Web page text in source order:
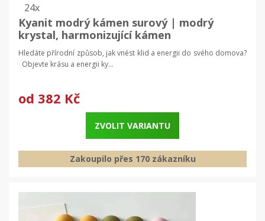
24x
Kyanit modrý kámen surový | modrý
krystal, harmonizující kámen
Hledáte přírodní způsob, jak vnést klid a energii do svého domova?
Objevte krásu a energii ky...
od 382 Kč
ZVOLIT VARIANTU
Zakoupilo přes 170 zákazníku